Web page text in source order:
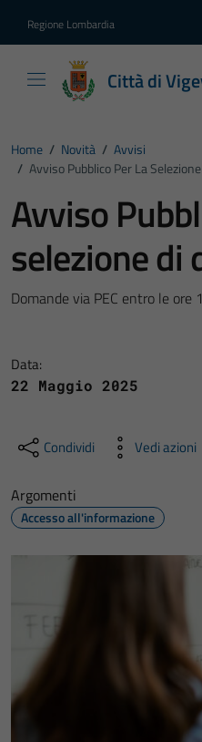
Regione Lombardia
Città di
Home / Novità / Avvisi
/ Avviso Pubblico Per La
Avviso
selezione di
Domande via PEC entro le
Data:
22 Maggio 2025
Condividi Vedi azioni
Argomenti
Accesso all'informazione